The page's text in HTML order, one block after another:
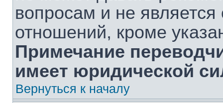
вопросам и не
отношений, кроме
Примечание
имеет юридической
Вернуться к началу